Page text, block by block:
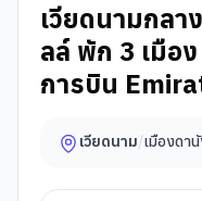
เวียดนามกลา
ลล์ พัก 3 เมือ
การบิน
เวียดนาม/เมืองดา